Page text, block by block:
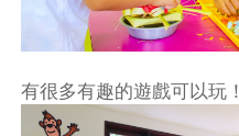
有很多有趣的遊戲可以玩！